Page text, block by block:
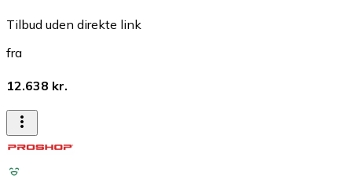
Tilbud uden direkte link
fra
12.638 kr.